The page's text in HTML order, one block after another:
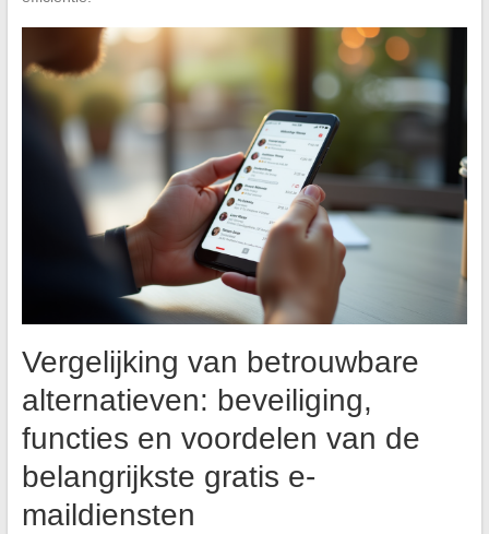
Vergelijking van betrouwbare
alternatieven: beveiliging,
functies en voordelen van de
belangrijkste gratis e-
maildiensten